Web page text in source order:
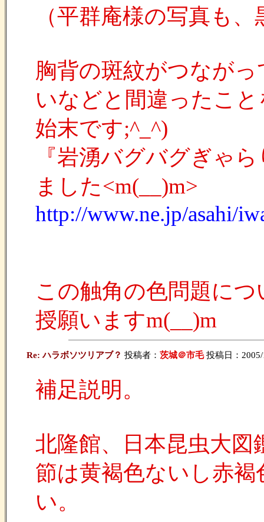
（平群庵様の写真も
胸背の斑紋がつなが
いなどと間違ったこ
始末です;^_^)
『岩湧バグバグぎゃ
ました<m(__)m>
http://www.ne.jp/asahi/
この触角の色問題に
授願いますm(__)m
Re: ハラボソツリアブ？ 投稿者： 茨城＠市毛投稿日：
補足説明。
北隆館、日本昆虫大
節は黄褐色ないし赤
い。